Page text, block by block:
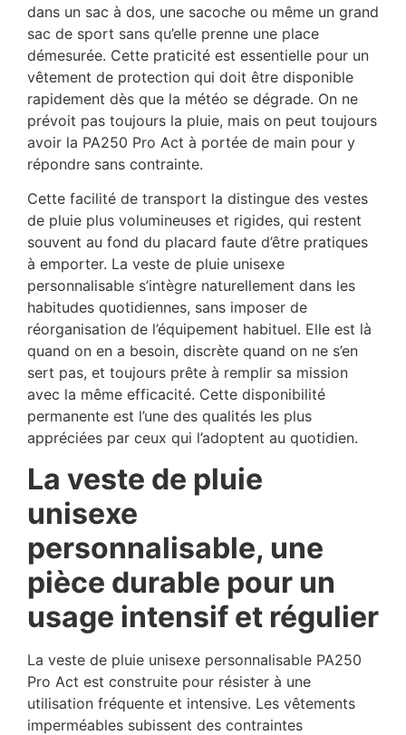
dans un sac à dos, une sacoche ou même un grand
sac de sport sans qu’elle prenne une place
démesurée. Cette praticité est essentielle pour un
vêtement de protection qui doit être disponible
rapidement dès que la météo se dégrade. On ne
prévoit pas toujours la pluie, mais on peut toujours
avoir la PA250 Pro Act à portée de main pour y
répondre sans contrainte.
Cette facilité de transport la distingue des vestes
de pluie plus volumineuses et rigides, qui restent
souvent au fond du placard faute d’être pratiques
à emporter. La veste de pluie unisexe
personnalisable s’intègre naturellement dans les
habitudes quotidiennes, sans imposer de
réorganisation de l’équipement habituel. Elle est là
quand on en a besoin, discrète quand on ne s’en
sert pas, et toujours prête à remplir sa mission
avec la même efficacité. Cette disponibilité
permanente est l’une des qualités les plus
appréciées par ceux qui l’adoptent au quotidien.
La veste de pluie
unisexe
personnalisable, une
pièce durable pour un
usage intensif et régulier
La veste de pluie unisexe personnalisable PA250
Pro Act est construite pour résister à une
utilisation fréquente et intensive. Les vêtements
imperméables subissent des contraintes